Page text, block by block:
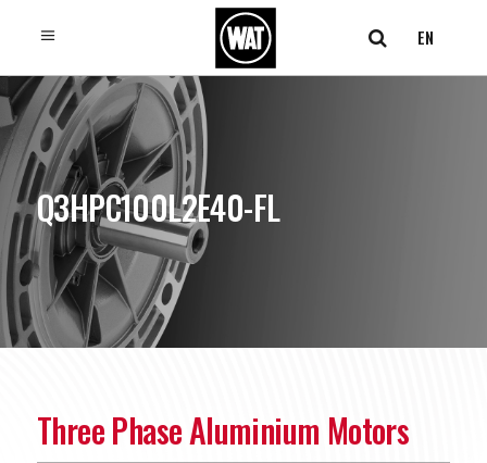
EN
Q3HPC100L2E40-FL
Three Phase Aluminium Motors